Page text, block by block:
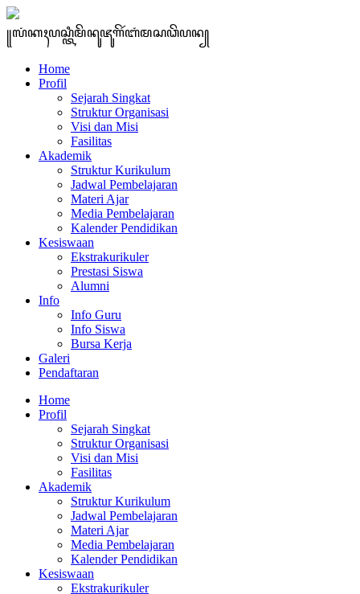
꧋ꦭꦁꦏꦃꦥꦱ꧀ꦠꦶꦩꦼꦤꦸꦗꦸꦒꦼꦂꦧꦁꦩꦱꦣꦼꦥꦤ꧀
Home
Profil
Sejarah Singkat
Struktur Organisasi
Visi dan Misi
Fasilitas
Akademik
Struktur Kurikulum
Jadwal Pembelajaran
Materi Ajar
Media Pembelajaran
Kalender Pendidikan
Kesiswaan
Ekstrakurikuler
Prestasi Siswa
Alumni
Info
Info Guru
Info Siswa
Bursa Kerja
Galeri
Pendaftaran
Home
Profil
Sejarah Singkat
Struktur Organisasi
Visi dan Misi
Fasilitas
Akademik
Struktur Kurikulum
Jadwal Pembelajaran
Materi Ajar
Media Pembelajaran
Kalender Pendidikan
Kesiswaan
Ekstrakurikuler